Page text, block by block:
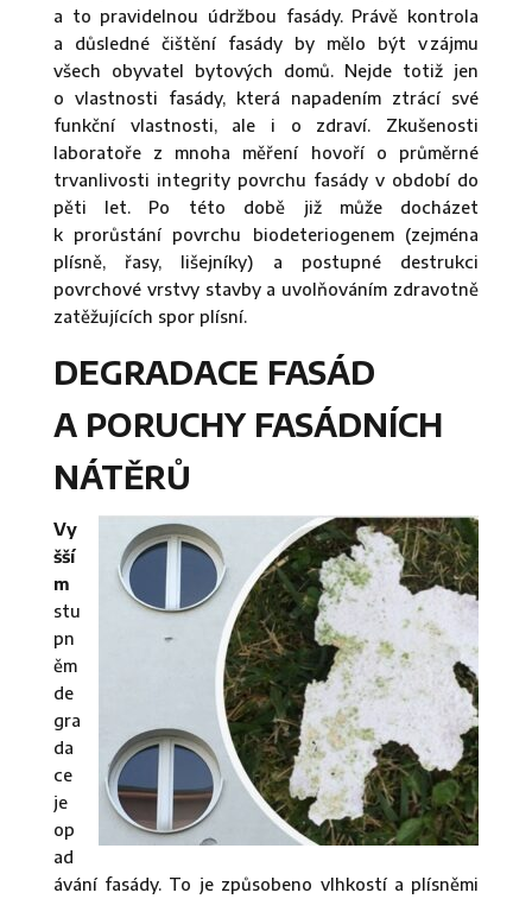
a to pravidelnou údržbou fasády. Právě kontrola
a důsledné čištění fasády by mělo být v zájmu
všech obyvatel bytových domů. Nejde totiž jen
o vlastnosti fasády, která napadením ztrácí své
funkční vlastnosti, ale i o zdraví. Zkušenosti
laboratoře z mnoha měření hovoří o průměrné
trvanlivosti integrity povrchu fasády v období do
pěti let. Po této době již může docházet
k prorůstání povrchu biodeteriogenem (zejména
plísně, řasy, lišejníky) a postupné destrukci
povrchové vrstvy stavby a uvolňováním zdravotně
zatěžujících spor plísní.
DEGRADACE FASÁD
A PORUCHY FASÁDNÍCH
NÁTĚRŮ
Vy
šší
m
stu
pn
ěm
de
gra
da
ce
je
op
ad
ávání fasády. To je způsobeno vlhkostí a plísněmi